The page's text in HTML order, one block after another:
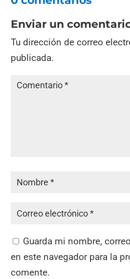
Enviar un
Tu dirección de correo
publicada.
Guarda mi nombre,
en este navegador para la
comente.